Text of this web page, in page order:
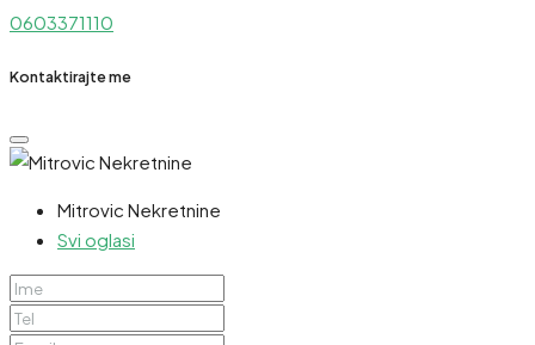
0603371110
Kontaktirajte me
Mitrovic Nekretnine
Svi oglasi